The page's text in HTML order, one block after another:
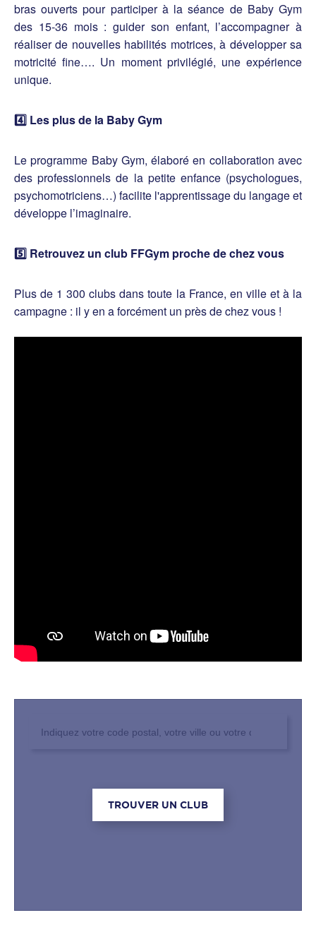
bras ouverts pour participer à la séance de Baby Gym
des 15-36 mois : guider son enfant, l’accompagner à
réaliser de nouvelles habilités motrices, à développer sa
motricité fine…. Un moment privilégié, une expérience
unique.
4️⃣ Les plus de la Baby Gym
Le programme Baby Gym, élaboré en collaboration avec
des professionnels de la petite enfance (psychologues,
psychomotriciens…) facilite l'apprentissage du langage et
développe l’imaginaire.
5️⃣ Retrouvez un club FFGym proche de chez vous
Plus de 1 300 clubs dans toute la France, en ville et à la
campagne : il y en a forcément un près de chez vous !
TROUVER UN CLUB
Rechercher un club